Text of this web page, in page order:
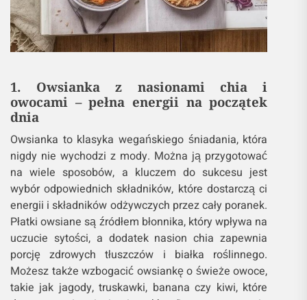
1. Owsianka z nasionami chia i
owocami – pełna energii na początek
dnia
Owsianka to klasyka wegańskiego śniadania, która
nigdy nie wychodzi z mody. Można ją przygotować
na wiele sposobów, a kluczem do sukcesu jest
wybór odpowiednich składników, które dostarczą ci
energii i składników odżywczych przez cały poranek.
Płatki owsiane są źródłem błonnika, który wpływa na
uczucie sytości, a dodatek nasion chia zapewnia
porcję zdrowych tłuszczów i białka roślinnego.
Możesz także wzbogacić owsiankę o świeże owoce,
takie jak jagody, truskawki, banana czy kiwi, które